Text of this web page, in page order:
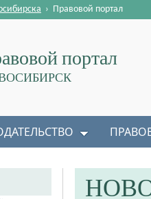
портал
› Правовой портал